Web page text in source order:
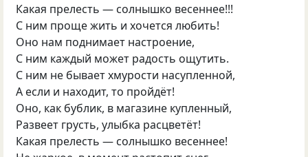
Какая прелесть — солнышко весеннее!!!
С ним проще жить и хочется любить!
Оно нам поднимает настроение,
С ним каждый может радость ощутить.
С ним не бывает хмурости насупленной,
А если и находит, то пройдёт!
Оно, как бублик, в магазине купленный,
Развеет грусть, улыбка расцветёт!
Какая прелесть — солнышко весеннее!